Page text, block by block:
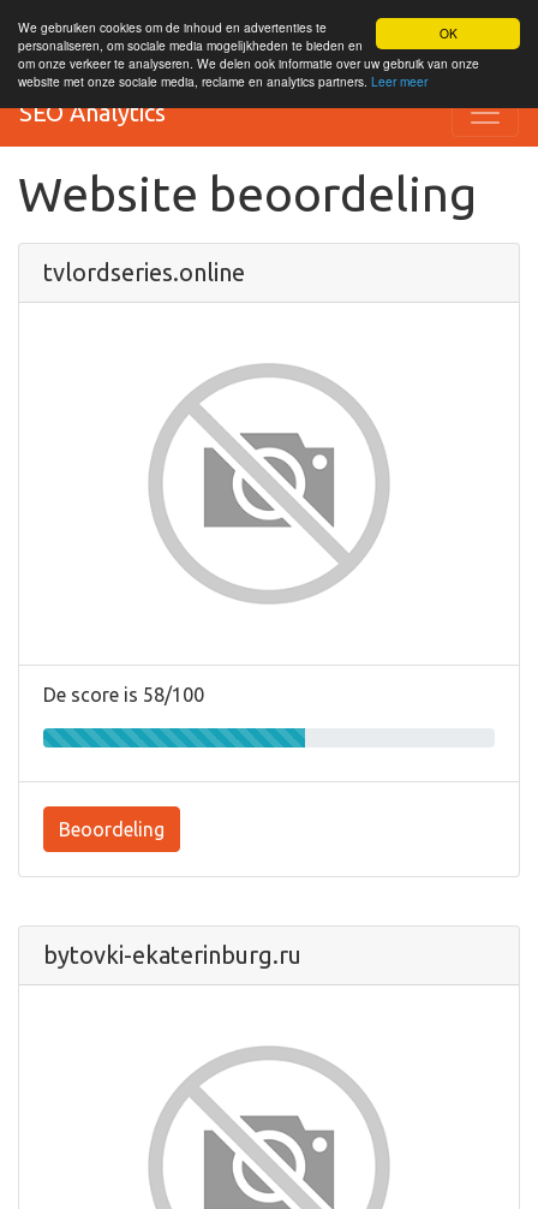
OK
We gebruiken cookies om de inhoud en advertenties te
personaliseren, om sociale media mogelijkheden te bieden en
om onze verkeer te analyseren. We delen ook informatie over uw gebruik van onze
website met onze sociale media, reclame en analytics partners. Leer meer
SEO Analytics
Website beoordeling
tvlordseries.online
De score is 58/100
Beoordeling
bytovki-ekaterinburg.ru